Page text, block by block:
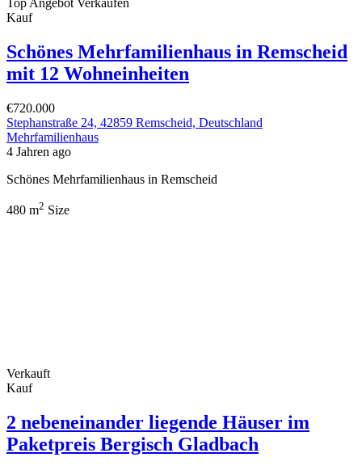
Kauf
Schönes Mehrfamilienhaus in Remscheid
mit 12 Wohneinheiten
€720.000
Stephanstraße 24, 42859 Remscheid, Deutschland
Mehrfamilienhaus
4 Jahren ago
Schönes Mehrfamilienhaus in Remscheid
480 m2 Size
Verkauft
Kauf
2 nebeneinander liegende Häuser im
Paketpreis Bergisch Gladbach